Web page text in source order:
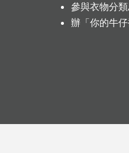
參與衣物分
辦「你的牛